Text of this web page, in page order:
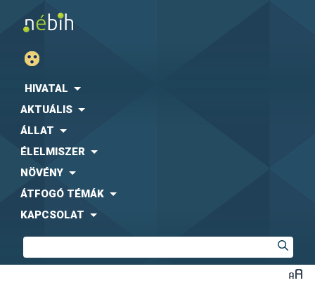
HIVATAL
AKTUÁLIS
ÁLLAT
ÉLELMISZER
NÖVÉNY
ÁTFOGÓ TÉMÁK
KAPCSOLAT